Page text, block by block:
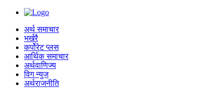
अर्थ समाचार
भर्खरै
कर्पोरेट प्लस
आर्थिक समाचार
अर्थवाणिज्य
विग न्युज
अर्थराजनीति